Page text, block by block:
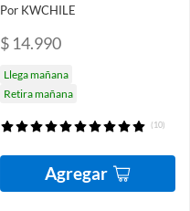
Por KWCHILE
$ 14.990
Llega mañana
Retira mañana
(10)
Agregar